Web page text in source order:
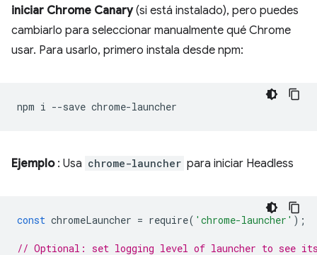
iniciar Chrome Canary(si está instalado), pero puedes
cambiarlo para seleccionar manualmente qué Chrome
usar. Para usarlo, primero instala desde npm:
npm i --save
Ejemplo: Usa chrome-launcher para iniciar Headless
const chromeLauncher = require( 'chrome-launcher' );
// Optional: set logging level of launcher to see